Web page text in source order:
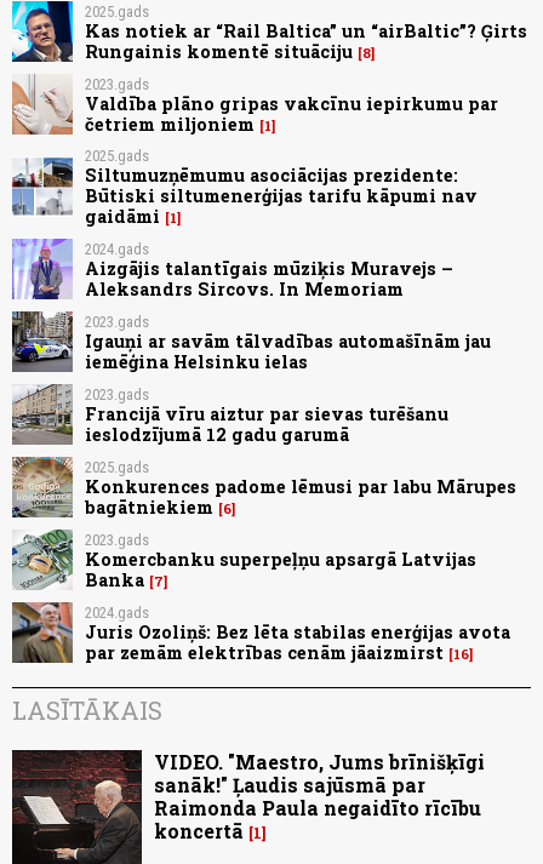
2025.gads
Kas notiek ar “Rail Baltica” un “airBaltic”? Ģirts
Rungainis komentē situāciju 8
2023.gads
Valdība plāno gripas vakcīnu iepirkumu par
četriem miljoniem
1
2025.gads
Siltumuzņēmumu asociācijas prezidente:
Būtiski siltumenerģijas tarifu kāpumi nav
gaidāmi
1
2024.gads
Aizgājis talantīgais mūziķis Muravejs –
Aleksandrs Sircovs. In Memoriam
2023.gads
Igauņi ar savām tālvadības automašīnām jau
iemēģina Helsinku ielas
2023.gads
Francijā vīru aiztur par sievas turēšanu
ieslodzījumā 12 gadu garumā
2025.gads
Konkurences padome lēmusi par labu Mārupes
bagātniekiem
6
2023.gads
Komercbanku superpeļņu apsargā Latvijas
Banka 7
2024.gads
Juris Ozoliņš: Bez lēta stabilas enerģijas avota
par zemām elektrības cenām jāaizmirst
16
LASĪTĀKAIS
VIDEO. "Maestro, Jums brīnišķīgi
sanāk!" Ļaudis sajūsmā par
Raimonda Paula negaidīto rīcību
koncertā
1